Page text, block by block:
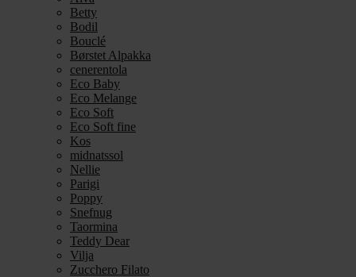
Betty
Bodil
Bouclé
Børstet Alpakka
cenerentola
Eco Baby
Eco Melange
Eco Soft
Eco Soft fine
Kos
midnatssol
Nellie
Parigi
Poppy
Snefnug
Taormina
Teddy Dear
Vilja
Zucchero Filato